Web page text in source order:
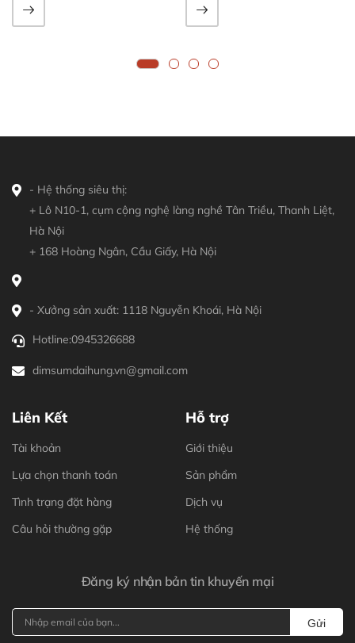
- Hệ thống siêu thị:
+ Lô N10-1, cụm cộng nghệ làng nghề Tân Triều, Thanh Liệt,
Hà Nội
+ 168 Hoàng Ngân, Cầu Giấy, Hà Nội
- Xưởng sản xuất: 1118 Nguyễn Khoái, Hà Nội
Hotline:0945326688
dimsumdaihung.vn@gmail.com
Liên Kết
Tài khoản
Lựa chọn thanh toán
Tình trạng đặt hàng
Câu hỏi thường gặp
Hỗ trợ
Giới thiệu
Sản phẩm
Dịch vụ
Hệ thống
Đăng ký nhận bản tin khuyến mại
Gửi